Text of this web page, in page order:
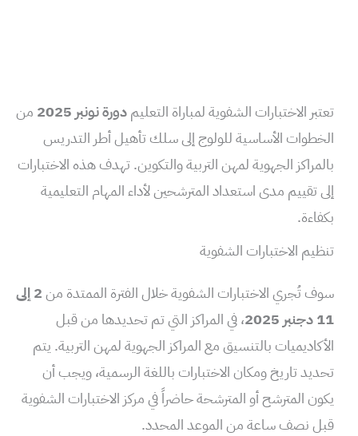
تعتبر الاختبارات الشفوية لمباراة التعليمدورة نونبر 2025
من
الخطوات الأساسية للولوج إلى سلك تأهيل أطر التدريس
بالمراكز الجهوية لمهن التربية والتكوين. تهدف هذه الاختبارات
إلى تقييم مدى استعداد المترشحين لأداء المهام التعليمية
بكفاءة.
تنظيم الاختبارات الشفوية
سوف تُجري الاختبارات الشفوية خلال الفترة الممتدة من
2 إلى
11 دجنبر 2025
، في المراكز التي تم تحديدها من قبل
الأكاديميات بالتنسيق مع المراكز الجهوية لمهن التربية. يتم
تحديد تاريخ ومكان الاختبارات باللغة الرسمية، ويجب أن
يكون المترشح أو المترشحة حاضراً في مركز الاختبارات الشفوية
قبل نصف ساعة من الموعد المحدد.